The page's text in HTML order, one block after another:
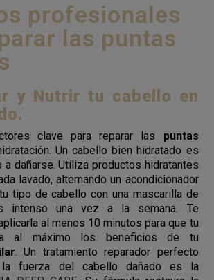
profesionales
las puntas
y Nutrir tu cabello en
clave para reparar las puntas
Un cabello bien hidratado es
a dañarse. Utiliza productos hidratantes
lavado, alternando un acondicionador
tipo de cabello con una mascarilla de
intenso una vez a la semana. Te
al menos 10 minutos para que tu
al máximo los beneficios de tu
. Un tratamiento reparador perfecto
la fuerza del cabello dañado es la